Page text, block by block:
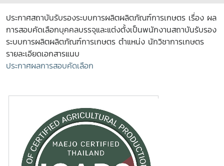
ประกาศสถาบันรับรองระบบการผลิตผลิตภัณฑ์การเกษตร เรื่อง ผล
การสอบคัดเลือกบุคคลบรรจุและแต่งตั้งเป็นพนักงานสถาบันรับรอง
ระบบการผลิตผลิตภัณฑ์การเกษตร ตำแหน่ง นักวิชาการเกษตร
รายละเอียดเอกสารแนบ
ประกาศผลการสอบคัดเลือก